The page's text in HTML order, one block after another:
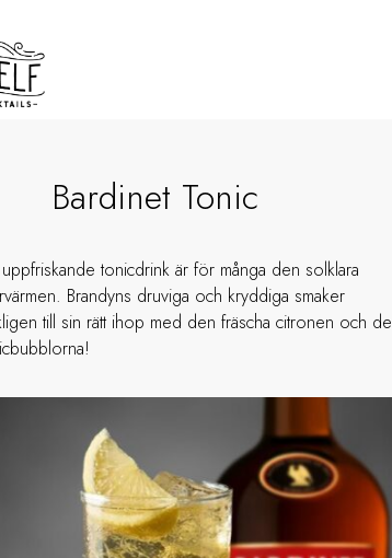
Bardinet Tonic
tonicdrink är för många den solklara
Brandyns druviga och kryddiga smaker
till sin rätt ihop med den fräscha citronen och de